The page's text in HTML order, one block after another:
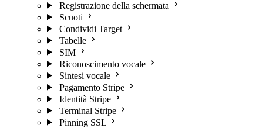
Registrazione della schermata
Scuoti
Condividi Target
Tabelle
SIM
Riconoscimento vocale
Sintesi vocale
Pagamento Stripe
Identità Stripe
Terminal Stripe
Pinning SSL